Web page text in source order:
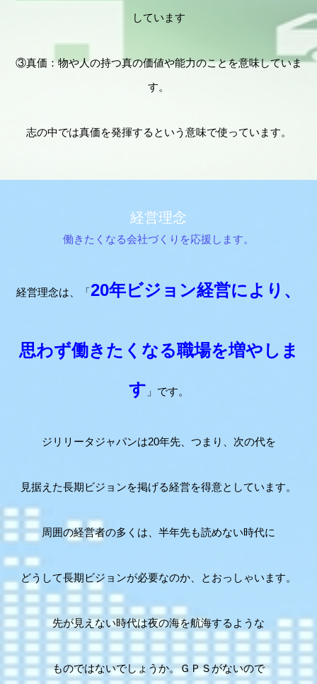
しています
③真価：物や人の持つ真の価値や能力のことを意味していま
す。
志の中では真価を発揮するという意味で使っています。
経営理念
働きたくなる会社づくりを応援します。
経営理念は、「20年ビジョン経営により、
思わず働きたくなる職場を増やしま
す 」です。
ジリリータジャパンは20年先、つまり、次の代を
見据えた長期ビジョンを掲げる経営を得意としています。
周囲の経営者の多くは、半年先も読めない時代に
どうして長期ビジョンが必要なのか、とおっしゃいます。
先が見えない時代は夜の海を航海するような
ものではないでしょうか。ＧＰＳがないので